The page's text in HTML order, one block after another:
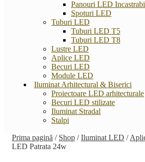
Panouri LED
Spoturi LED
Tuburi LED
Tuburi LED T5
Tuburi LED T8
Lustre LED
Aplice LED
Becuri LED
Module LED
Iluminat Arhitectural & Biserici
Proiectoare LED arhitecturale
Becuri LED stilizate
Iluminat Stradal
Stalpi
Prima pagină / Shop /Iluminat LED /
LED Patrata 24w